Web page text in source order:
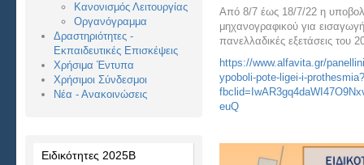
Κανονισμός Λειτουργίας
Οργανόγραμμα
Δραστηριότητες -
Εκπαιδευτικές Επισκέψεις
Χρήσιμα Έντυπα
Χρήσιμοι Σύνδεσμοι
Νέα - Ανακοινώσεις
Ειδικότητες 2025Β
Από 8/7 έως 18/7/22 η
μηχανογραφικού για
πανελλαδικές εξετάσεις του
https://www.alfavita.gr/
ypoboli-pote-ligei-i-prothesmia?
euQ